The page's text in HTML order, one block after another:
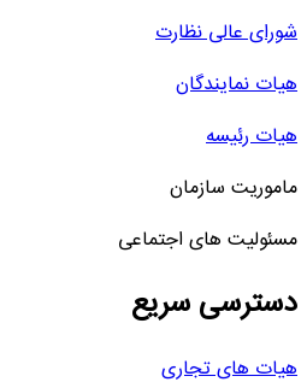
شورای عالی نظارت
هیات نمایندگان
هیات رئیسه
ماموریت سازمان
مسئولیت های اجتماعی
دسترسی سریع
هیات های تجاری